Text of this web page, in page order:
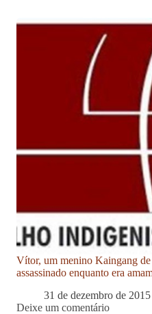
Vítor, um menino Kaingang de
assassinado enquanto era
31 de dezembro de 2015
Deixe um comentário